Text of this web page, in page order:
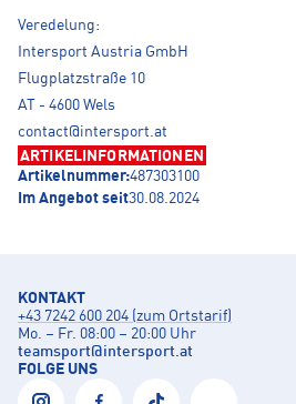
Veredelung:
Intersport Austria GmbH
Flugplatzstraße 10
AT - 4600 Wels
contact@intersport.at
ARTIKELINFORMATIONEN
Artikelnummer:487303100
Im Angebot seit30.08.2024
KONTAKT
+43 7242 600 204 (zum Ortstarif)
Mo. – Fr. 08:00 – 20:00 Uhr
teamsport@intersport.at
FOLGE UNS